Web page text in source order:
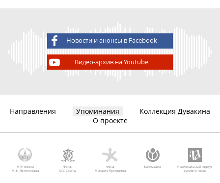
Новости и анонсы в Facebook
Видео-архив на Youtube
Направления Упоминания
Коллекция Дувакина
О проекте
МГУ имени
М.В. Ломоносова
Фонд
AVC Charity
Фонд
Михаила Прохорова
Викимедиа
Национальный корпус
русского языка